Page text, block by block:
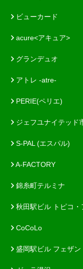
ビューカード
acure<アキュア>
グランデュオ
アトレ -atre-
PERIE(ペリエ)
ジェフユナイテッド
S-PAL (エスパル)
A-FACTORY
錦糸町テルミナ
秋田駅ビル トピコ・
CoCoLo
盛岡駅ビル フェザン